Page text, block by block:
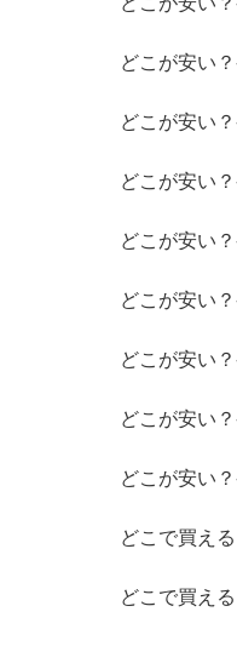
どこが安い
どこが安い
どこが安い
どこが安い
どこが安い
どこが安い
どこが安い
どこが安い
どこで買え
どこで買え